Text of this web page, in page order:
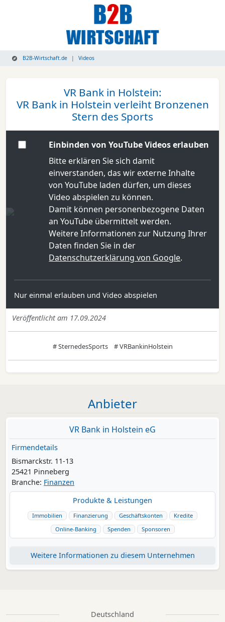
B2B-Wirtschaft.de Videos
VR Bank in Holstein:
VR Bank in Holstein verleiht Bronzenen
Stern des Sports
Einbinden von YouTube Videos erlauben
Bitte erklären Sie sich damit
einverstanden, das wir externe Inhalte
von YouTube laden dürfen, um dieses
Video abspielen zu können.
Damit können personenbezogene Daten
an YouTube übermittelt werden.
Weitere Informationen zur Nutzung Ihrer
Daten finden Sie in der
Datenschutzerklärung von Google.
Nur einmal erlauben und Video abspielen
Veröffentlicht am 17.09.2024
# SternedesSports # VRBankinHolstein
Anbieter
VR Bank in Holstein eG
Firmendetails
Bismarckstr. 11-13
25421 Pinneberg
Branche: Finanzen
Produkte & Leistungen
Immobilien Finanzierung Geschäftskonten
Kredite
Online-Banking
Spenden Sponsoren
Weitere Informationen zu diesem Unternehmen
Deutschland